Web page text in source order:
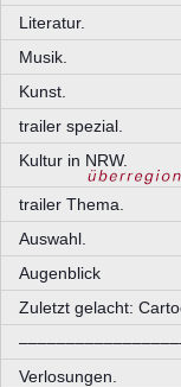
Literatur.
Musik.
Kunst.
trailer spezial.
Kultur in NRW.
trailer Thema.
Auswahl.
Augenblick
Zuletzt gelacht:
Verlosungen.